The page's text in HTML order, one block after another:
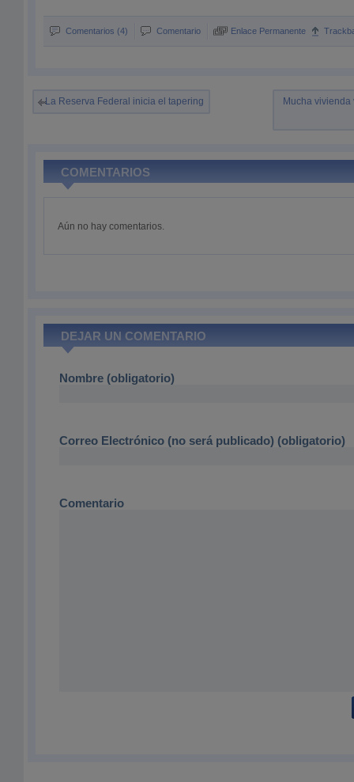
Comentarios (4) Comentario Enlace Permanente
La Reserva Federal inicia el tapering Mucha
COMENTARIOS
Aún no hay comentarios.
DEJAR UN COMENTARIO
Nombre (obligatorio)
Correo Electrónico (no será publicado) (obligatorio)
Comentario